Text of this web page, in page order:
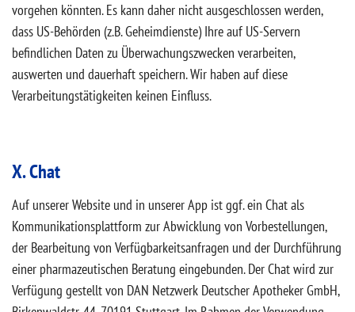
vorgehen könnten. Es kann daher nicht ausgeschlossen werden,
dass US-Behörden (z.B. Geheimdienste) Ihre auf US-Servern
befindlichen Daten zu Überwachungszwecken verarbeiten,
auswerten und dauerhaft speichern. Wir haben auf diese
Verarbeitungstätigkeiten keinen Einfluss.
X. Chat
Auf unserer Website und in unserer App ist ggf. ein Chat als
Kommunikationsplattform zur Abwicklung von Vorbestellungen,
der Bearbeitung von Verfügbarkeitsanfragen und der Durchführung
einer pharmazeutischen Beratung eingebunden. Der Chat wird zur
Verfügung gestellt von DAN Netzwerk Deutscher Apotheker GmbH,